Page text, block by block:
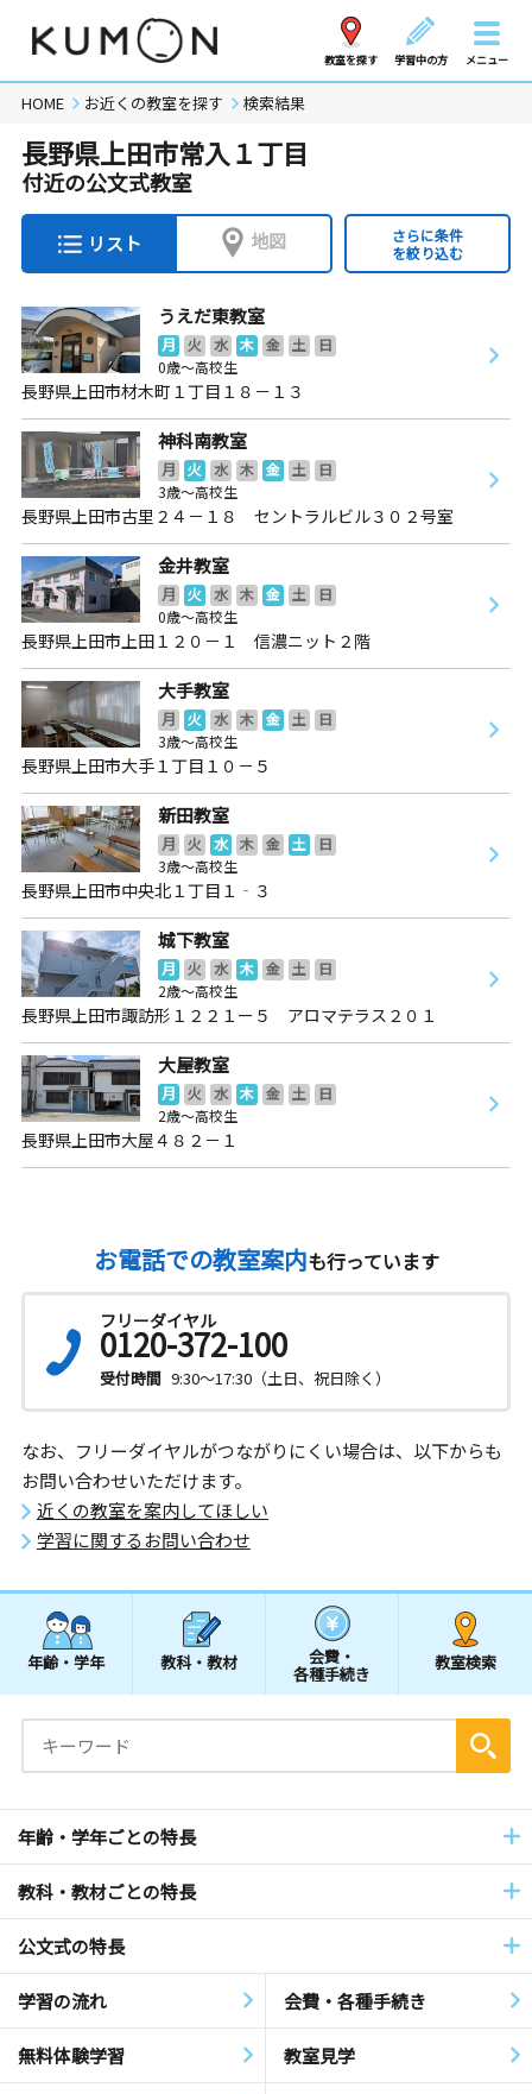
教室を探す 学習中の方 メニュー
HOME お近くの教室を探す 検索結果
長野県上田市常入１丁目
付近の公文式教室
リスト 地図
さらに条件
を絞り込む
うえだ東教室
月 火 水 木 金 土
日
0歳～高校生
長野県上田市材木町１丁目１８－１３
神科南教室
月 火 水 木 金 土
日
3歳～高校生
長野県上田市古里２４－１８ セントラルビル３０２号室
金井教室
月 火 水 木 金 土
日
0歳～高校生
長野県上田市上田１２０－１ 信濃ニット２階
大手教室
月 火 水 木 金 土
日
3歳～高校生
長野県上田市大手１丁目１０－５
新田教室
月 火 水 木 金 土
日
3歳～高校生
長野県上田市中央北１丁目１‐３
城下教室
月 火 水 木 金 土
日
2歳～高校生
長野県上田市諏訪形１２２１ー５ アロマテラス２０１
大屋教室
月 火 水 木 金 土
日
2歳～高校生
長野県上田市大屋４８２－１
お電話での教室案内も行っています
フリーダイヤル
0120-372-100
受付時間 9:30～17:30（土日、祝日除く）
なお、フリーダイヤルがつながりにくい場合は、以下からも
お問い合わせいただけます。
近くの教室を案内してほしい
学習に関するお問い合わせ
年齢・学年 教科・教材 会費・
各種手続き
教室検索
年齢・学年ごとの特長
教科・教材ごとの特長
公文式の特長
学習の流れ 会費・各種手続き
無料体験学習 教室見学